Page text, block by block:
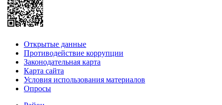
Открытые данные
Противодействие коррупции
Законодательная карта
Карта сайта
Условия использования материалов
Опросы